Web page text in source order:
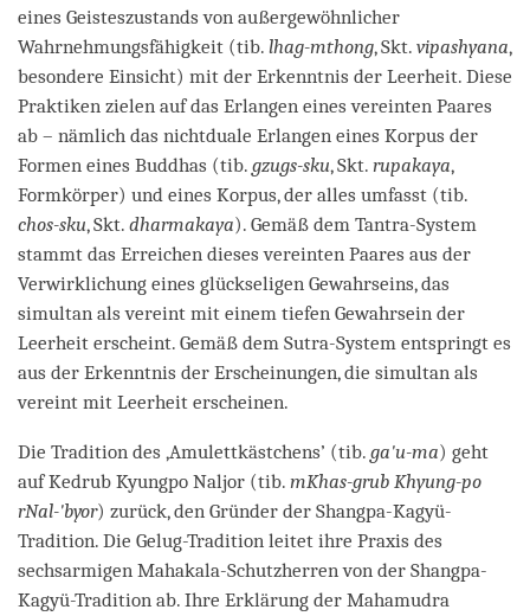
eines Geisteszustands von außergewöhnlicher
Wahrnehmungsfähigkeit (tib. lhag-mthong, Skt. vipashyana,
besondere Einsicht) mit der Erkenntnis der Leerheit. Diese
Praktiken zielen auf das Erlangen eines vereinten Paares
ab – nämlich das nichtduale Erlangen eines Korpus der
Formen eines Buddhas (tib. gzugs-sku, Skt. rupakaya,
Formkörper) und eines Korpus, der alles umfasst (tib.
chos-sku, Skt. dharmakaya). Gemäß dem Tantra-System
stammt das Erreichen dieses vereinten Paares aus der
Verwirklichung eines glückseligen Gewahrseins, das
simultan als vereint mit einem tiefen Gewahrsein der
Leerheit erscheint. Gemäß dem Sutra-System entspringt es
aus der Erkenntnis der Erscheinungen, die simultan als
vereint mit Leerheit erscheinen.
Die Tradition des ,Amulettkästchens’ (tib. ga'u-ma) geht
auf Kedrub Kyungpo Naljor (tib. mKhas-grub Khyung-po
rNal-'byor) zurück, den Gründer der Shangpa-Kagyü-
Tradition. Die Gelug-Tradition leitet ihre Praxis des
sechsarmigen Mahakala-Schutzherren von der Shangpa-
Kagyü-Tradition ab. Ihre Erklärung der Mahamudra